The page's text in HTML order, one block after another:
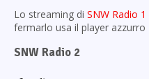
Lo streaming di SNW Radio 1
fermarlo usa il player azzurro
SNW Radio 2